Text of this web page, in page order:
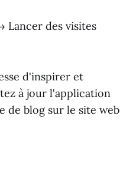
Lancer des visites
d'inspirer et
à jour l'application
de blog sur le site web